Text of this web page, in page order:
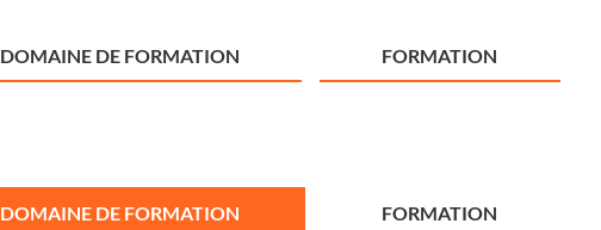
DOMAINE DE FORMATION FORMATION
DOMAINE DE FORMATION FORMATION